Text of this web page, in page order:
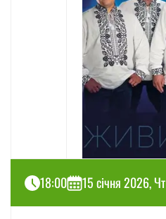
18:00 15 січня 2026, Чт